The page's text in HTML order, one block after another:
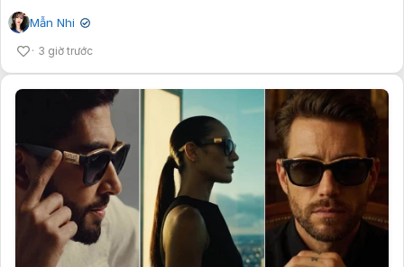
Mẫn Nhi ✔
3 giờ trước